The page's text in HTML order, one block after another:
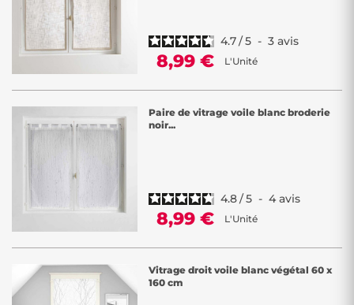
4.7/5 - 3 avis
8,99 € L'Unité
Paire de vitrage voile blanc broderie
noir...
4.8/5 - 4 avis
8,99 € L'Unité
Vitrage droit voile blanc végétal 60 x
160 cm